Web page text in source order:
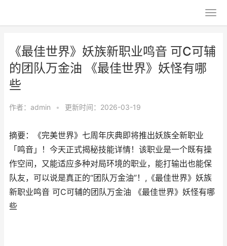
《最佳世界》妖族新职业鸣音 可C可辅
的团队万金油 《最佳世界》妖怪有哪
些
作者： admin • 更新时间：2026-03-19
摘要：《完美世界》七周年庆典即将推出妖族全新职业
「鸣音」！今天正式揭秘技能详情！该职业是一个既有操
作空间，又能适应多种对局环境的职业，能打输出也能保
队友，可以说是真正的“团队万金油”！,《最佳世界》妖族
新职业鸣音 可C可辅的团队万金油 《最佳世界》妖怪有哪
些